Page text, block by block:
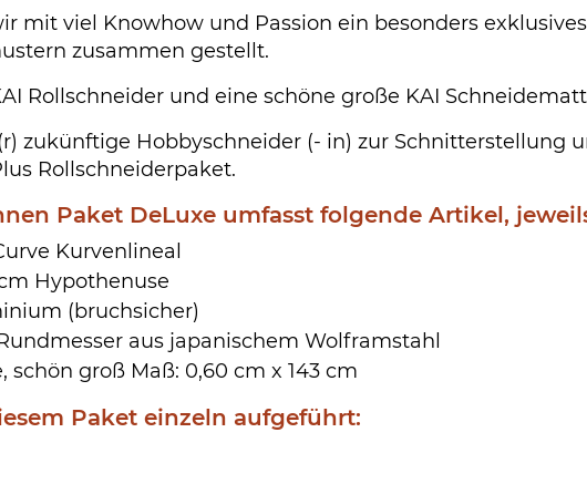
mit viel Knowhow und Passion ein besonders
zusammen gestellt.
Rollschneider und eine schöne große KAI
zukünftige Hobbyschneider (- in) zur Schnitterstellung
Rollschneiderpaket.
Paket DeLuxe umfasst folgende Artikel,
Kurvenlineal
Hypothenuse
(bruchsicher)
aus japanischem Wolframstahl
schön groß Maß: 0,60 cm x 143 cm
Paket einzeln aufgeführt: